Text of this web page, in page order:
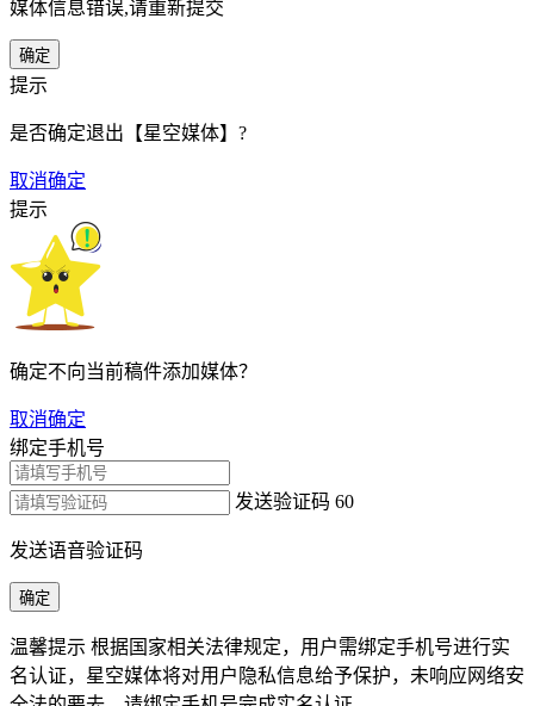
媒体信息错误,请重新提交
确定
提示
是否确定退出【星空媒体】?
取消确定
提示
确定不向当前稿件添加媒体？
取消确定
绑定手机号
发送验证码 60
发送语音验证码
确定
温馨提示 根据国家相关法律规定，用户需绑定手机号进行实
名认证，星空媒体将对用户隐私信息给予保护，未响应网络安